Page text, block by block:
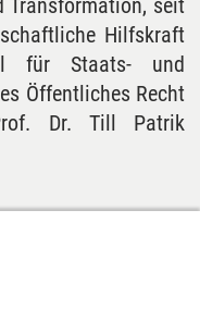
Transformation, seit
Hilfskraft
für Staats- und
Öffentliches Recht
Dr. Till Patrik